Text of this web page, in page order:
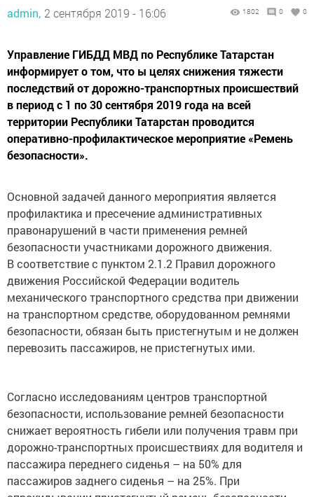
admin, 2 сентября 2019 - 16:06 1802 0 0
Управление ГИБДД МВД по Республике Татарстан
информирует о том, что ы целях снижения тяжести
последствий от дорожно-транспортных происшествий
в период с 1 по 30 сентября 2019 года на всей
территории Республики Татарстан проводится
оперативно-профилактическое мероприятие «Ремень
безопасности».
Основной задачей данного мероприятия является
профилактика и пресечение административных
правонарушений в части применения ремней
безопасности участниками дорожного движения.
В соответствие с пунктом 2.1.2 Правил дорожного
движения Российской Федерации водитель
механического транспортного средства при движении
на транспортном средстве, оборудованном ремнями
безопасности, обязан быть пристегнутым и не должен
перевозить пассажиров, не пристегнутых ими.
Согласно исследованиям центров транспортной
безопасности, использование ремней безопасности
снижает вероятность гибели или получения травм при
дорожно-транспортных происшествиях для водителя и
пассажира переднего сиденья – на 50% для
пассажиров заднего сиденья – на 25%. При